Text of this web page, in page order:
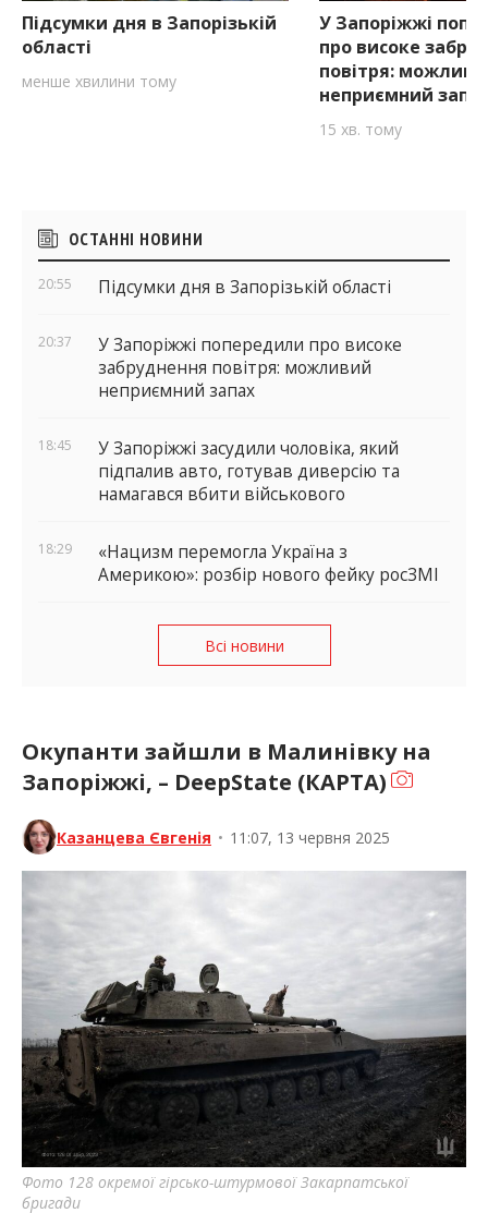
Підсумки дня в Запорізькій
У Запоріжжі
про високе
повітря:
неприємний
Бічні
віджети
ОСТАННІ НОВИНИ
У Запоріжжі попередили про високе
забруднення повітря: можливий
У Запоріжжі засудили чоловіка, який
підпалив авто, готував диверсію та
«Нацизм перемогла Україна з
Всі новини
Окупанти зайшли в Малинівку на
Фото 128 окремої гірсько-штурмової Закарпатської